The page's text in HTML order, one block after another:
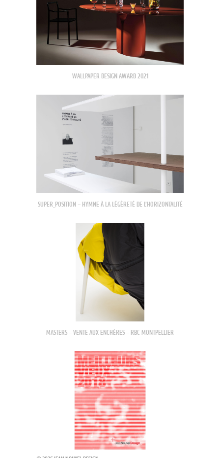
WALLPAPER DESIGN AWARD 2021
SUPER_POSITION – HYMNE À LA LÉGÈRETÉ DE L’HORIZONTALITÉ
MASTERS – VENTE AUX ENCHÈRES – RBC MONTPELLIER